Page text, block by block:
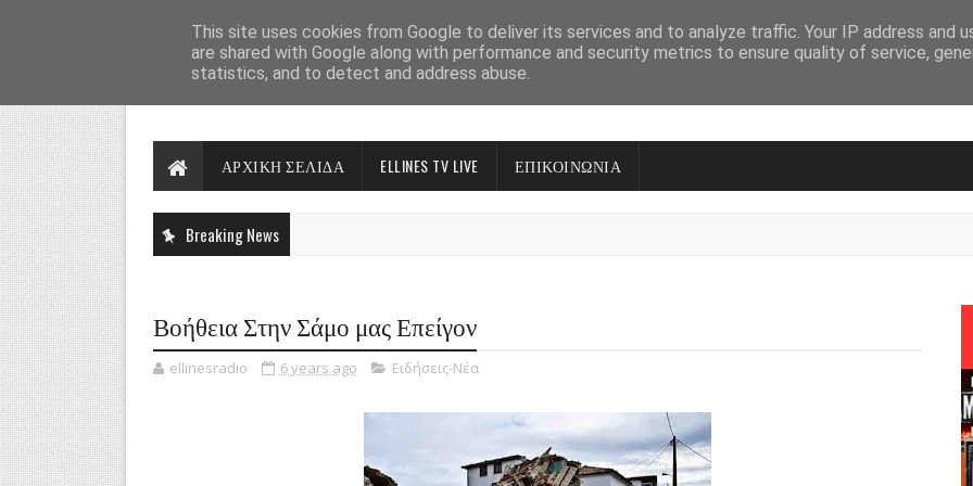
ΑΡΧΙΚΗ ΣΕΛΙΔΑ ELLINES TV LIVE ΕΠΙΚΟΙΝΩΝΙΑ
Breaking News
Βοήθεια Στην Σάμο μας Επείγον
ellinesradio 6 years ago Ειδήσεις-Νέα
This site uses cookies from Google to deliver its services and to analyze traffic. Your IP address and
are shared with Google along with performance and security metrics to ensure quality of service,
statistics, and to detect and address abuse.